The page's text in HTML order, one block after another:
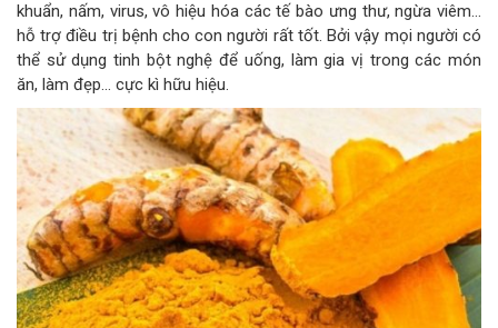
khuẩn, nấm, virus, vô hiệu hóa các tế bào ưng thư, ngừa viêm…
hỗ trợ điều trị bệnh cho con người rất tốt. Bởi vậy mọi người có
thể sử dụng tinh bột nghệ để uống, làm gia vị trong các món
ăn, làm đẹp… cực kì hữu hiệu.